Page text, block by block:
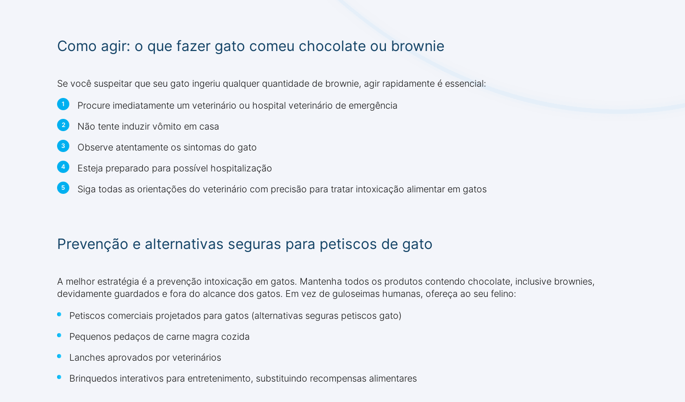
Como agir: o que fazer gato comeu chocolate ou brownie
Se você suspeitar que seu gato ingeriu qualquer quantidade de brownie, agir rapidamente é essencial:
Procure imediatamente um veterinário ou hospital veterinário de emergência
Não tente induzir vômito em casa
Observe atentamente os sintomas do gato
Esteja preparado para possível hospitalização
Siga todas as orientações do veterinário com precisão para tratar intoxicação alimentar em gatos
Prevenção e alternativas seguras para petiscos de gato
A melhor estratégia é a prevenção intoxicação em gatos. Mantenha todos os produtos contendo chocolate, inclusive brownies,
devidamente guardados e fora do alcance dos gatos. Em vez de guloseimas humanas, ofereça ao seu felino:
Petiscos comerciais projetados para gatos (alternativas seguras petiscos gato)
Pequenos pedaços de carne magra cozida
Lanches aprovados por veterinários
Brinquedos interativos para entretenimento, substituindo recompensas alimentares